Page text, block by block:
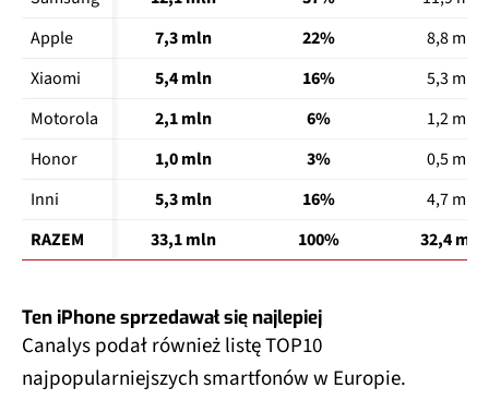
Apple
7,3 mln 22%
8,8 mln
Xiaomi
5,4 mln 16%
5,3 mln
Motorola
2,1 mln 6%
1,2 mln
Honor
1,0 mln 3%
0,5 mln
Inni
5,3 mln 16%
4,7 mln
RAZEM
33,1 mln 100% 32,4 mln
Ten iPhone sprzedawał się najlepiej
Canalys podał również listę TOP10
najpopularniejszych smartfonów w Europie.